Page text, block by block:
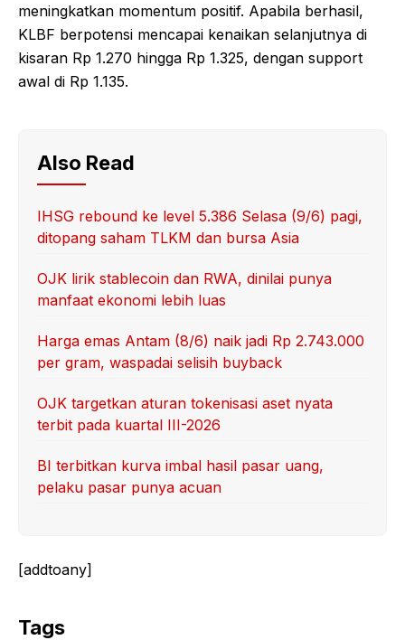
meningkatkan momentum positif. Apabila berhasil,
KLBF berpotensi mencapai kenaikan selanjutnya di
kisaran Rp 1.270 hingga Rp 1.325, dengan support
awal di Rp 1.135.
Also Read
IHSG rebound ke level 5.386 Selasa (9/6) pagi,
ditopang saham TLKM dan bursa Asia
OJK lirik stablecoin dan RWA, dinilai punya
manfaat ekonomi lebih luas
Harga emas Antam (8/6) naik jadi Rp 2.743.000
per gram, waspadai selisih buyback
OJK targetkan aturan tokenisasi aset nyata
terbit pada kuartal III-2026
BI terbitkan kurva imbal hasil pasar uang,
pelaku pasar punya acuan
[addtoany]
Tags